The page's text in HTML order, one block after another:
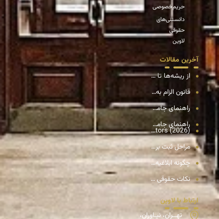
حریم‌خصوصی
دانستنی‌های
حقوقی
لاوین
آخرین مقالات
از ریشه‌ها تا راهکارهای حل اختلافات بین سهامداران در شرکت‌های سهامی خاص
قانون الزام به ثبت رسمی معاملات اموال غیرمنقول؛ پایان دوران قولنامه و انقلاب حقوقی در بازار املاک
راهنمای جامع انتقال سهام شرکت
راهنمای جامع و تحلیلی انحلال شرکت سهامی خاص
Company Registration in Iran: A Complete Guide for Foreign Investors (2026)
مراحل ثبت برند؛ راهنمای گام‌به‌گام و عملی
چگونه ابلاغیه را ببینیم؟ راهنمای مشاهده ابلاغیه در سامانه ثنا (عدل ایران)
نکات حقوقی در خرید تلفن همراه: راهنمای جامع برای خریدی امن
ارتباط با لاوین
تهــران، نیـاوران،